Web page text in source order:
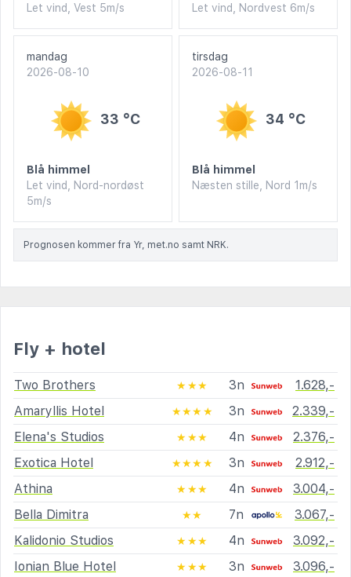
Let vind, Vest 5m/s
Let vind, Nordvest 6m/s
mandag
2026-08-10
33 °C
Blå himmel
Let vind, Nord-nordøst
5m/s
tirsdag
2026-08-11
34 °C
Blå himmel
Næsten stille, Nord 1m/s
Prognosen kommer fra Yr, met.no samt NRK.
Fly + hotel
Two Brothers ★★★ 3n
1.628,-
Amaryllis Hotel
★★★★ 3n
2.339,-
Elena's Studios
★★★ 4n
2.376,-
Exotica Hotel
★★★★ 3n
2.912,-
Athina
★★★ 4n
3.004,-
Bella Dimitra
★★ 7n
3.067,-
Kalidonio Studios
★★★ 4n
3.092,-
Ionian Blue Hotel
★★★ 3n 3.096,-